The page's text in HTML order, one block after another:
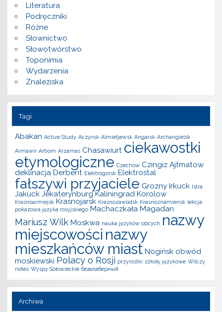
Literatura
Podręczniki
Różne
Słownictwo
Słowotwórstwo
Toponimia
Wydarzenia
Znaleziska
Tagi
Abakan Active Study Aczyńsk Almietjewsk Angarsk Archangielsk
Armawir Artiom Arzamas Chasawiurt ciekawostki
etymologiczne Czechow Czingiz Ajtmatow
deklinacja Derbent Elektrogorsk Elektrostal
fałszywi przyjaciele Grozny Irkuck Istra
Jakuck Jekaterynburg Kaliningrad Korolow
Krasnoarmiejsk Krasnojarsk Krasnozawodsk Krasnoznamiensk lekcja
pokazowa języka rosyjskiego Machaczkała Magadan
Mariusz Wilk Moskwa nauka języków obcych nazwy
miejscowości nazwy
mieszkańców miast Nogińsk obwód
moskiewski Polacy o Rosji przyrostki szkoły językowe Wilczy
notes Wyspy Sołowieckie безалаберный
Archiwa